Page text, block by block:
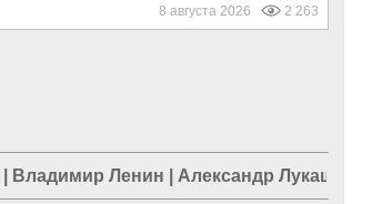
8 августа 2026 2 263
Владимир Ленин Александр